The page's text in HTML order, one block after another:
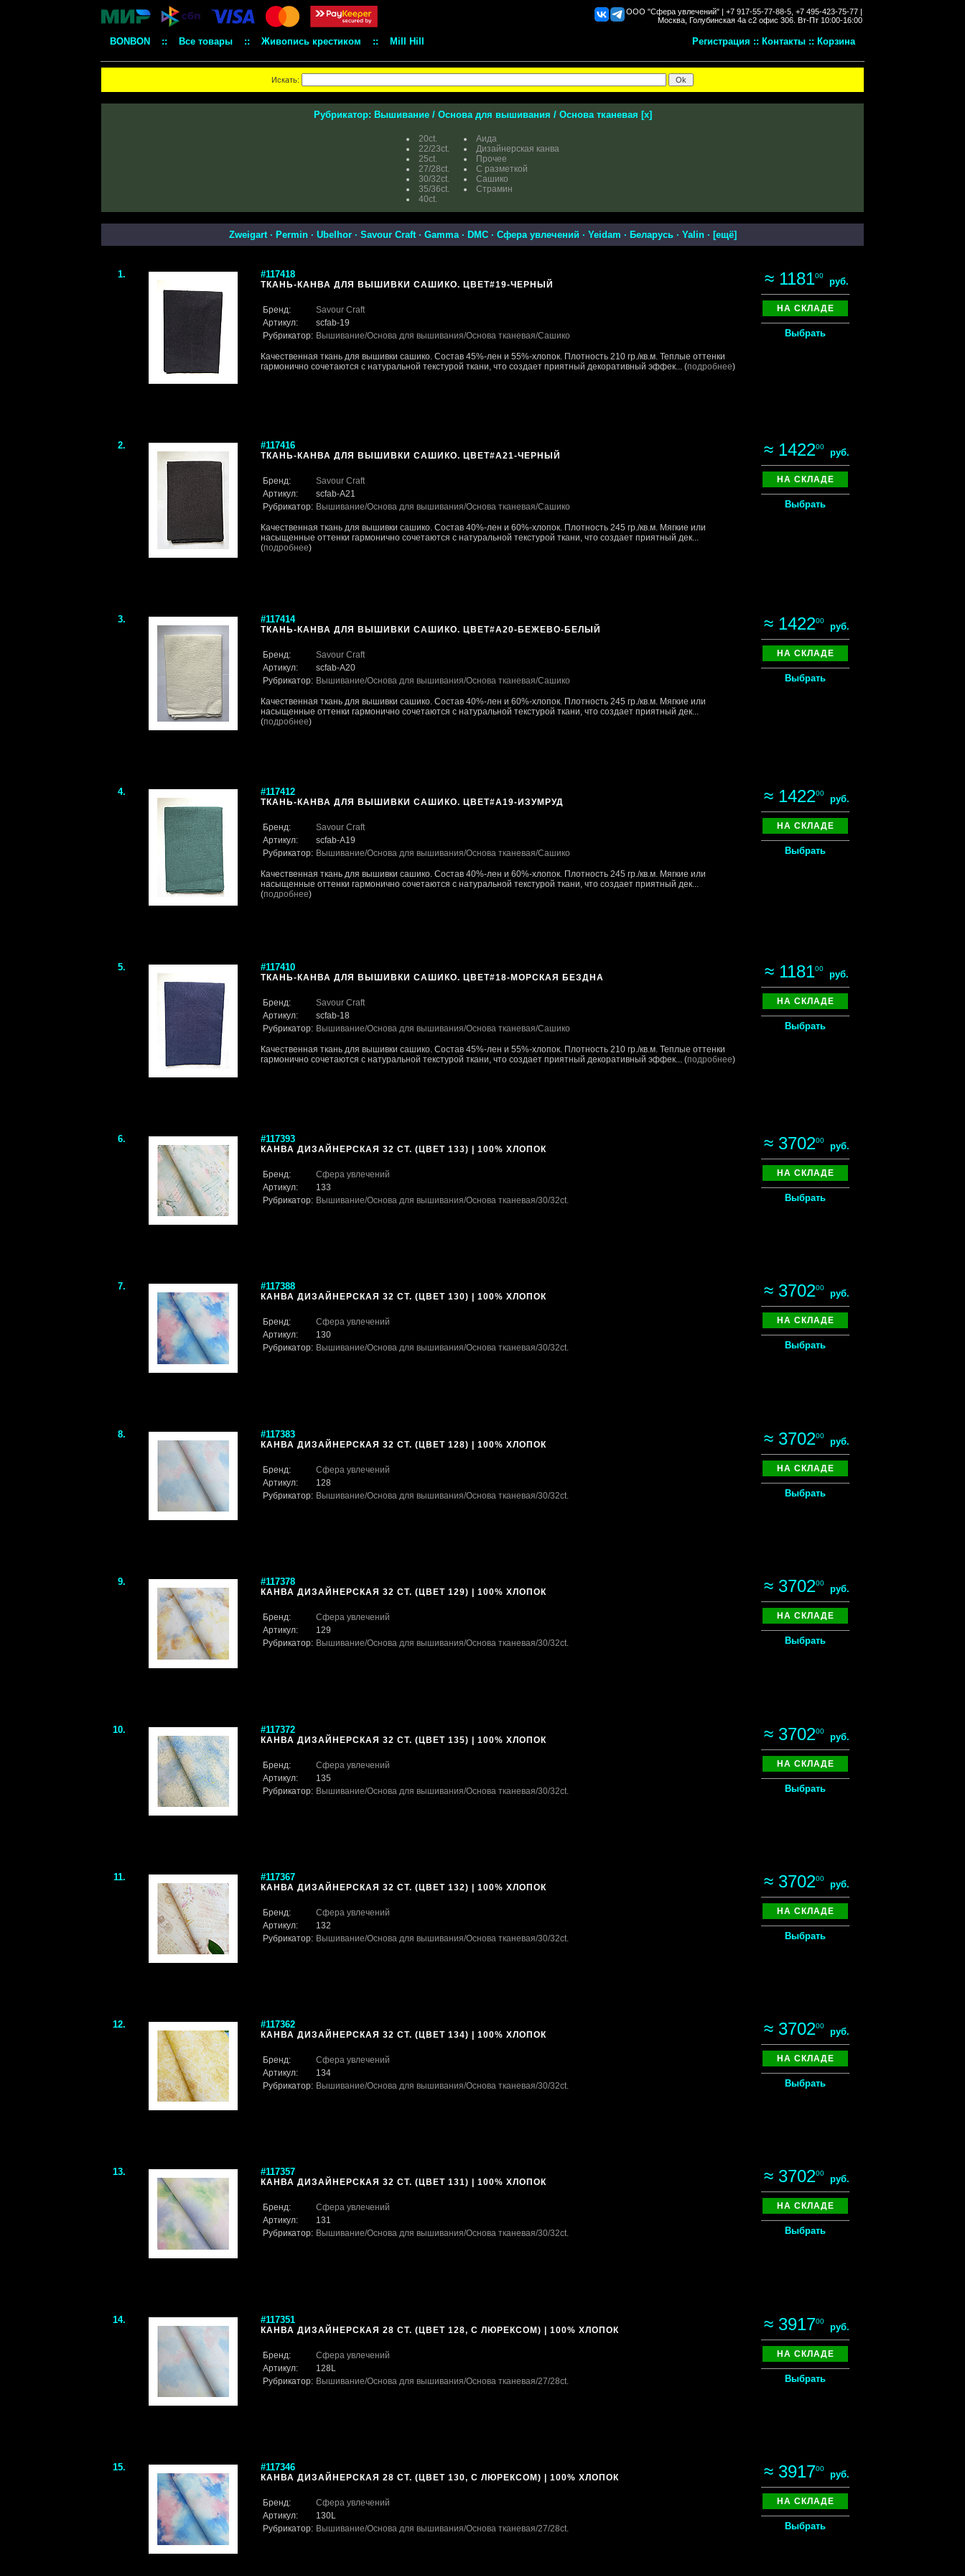
ООО "Сфера увлечений" | +7 917-55-77-88-5, +7 495-423-75-77 |
Москва, Голубинская 4а с2 офис 306. Вт-Пт 10:00-16:00
BONBON :: Все товары :: Живопись крестиком :: Mill Hill Регистрация :: Контакты :: Корзина
Искать:
Рубрикатор: Вышивание/ Основа для вышивания / Основа тканевая [x]
20ct.
22/23ct.
25ct.
27/28ct.
30/32ct.
35/36ct.
40ct.
Аида
Дизайнерская канва
Прочее
С разметкой
Сашико
Страмин
Zweigart· Permin· Ubelhor· Savour Craft· Gamma· DMC· Сфера увлечений · Yeidam · Беларусь· Yalin· [ещё]
1. #117418
ТКАНЬ-КАНВА ДЛЯ ВЫШИВКИ САШИКО. ЦВЕТ#19-ЧЕРНЫЙ
Бренд:
Savour Craft
Артикул:
scfab-19
Рубрикатор: Вышивание/Основа для вышивания/Основа тканевая/Сашико
Качественная ткань для вышивки сашико. Состав 45%-лен и 55%-хлопок. Плотность 210 гр./кв.м. Теплые оттенки
гармонично сочетаются с натуральной текстурой ткани, что создает приятный декоративный эффек... (подробнее)
≈ 118100
руб.
НА СКЛАДЕ
Выбрать
2. #117416
ТКАНЬ-КАНВА ДЛЯ ВЫШИВКИ САШИКО. ЦВЕТ#А21-ЧЕРНЫЙ
Бренд:
Savour Craft
Артикул:
scfab-А21
Рубрикатор: Вышивание/Основа для вышивания/Основа тканевая/Сашико
Качественная ткань для вышивки сашико. Состав 40%-лен и 60%-хлопок. Плотность 245 гр./кв.м. Мягкие или
насыщенные оттенки гармонично сочетаются с натуральной текстурой ткани, что создает приятный дек...
(подробнее)
≈ 142200
руб.
НА СКЛАДЕ
Выбрать
3. #117414
ТКАНЬ-КАНВА ДЛЯ ВЫШИВКИ САШИКО. ЦВЕТ#А20-БЕЖЕВО-БЕЛЫЙ
Бренд:
Savour Craft
Артикул:
scfab-А20
Рубрикатор: Вышивание/Основа для вышивания/Основа тканевая/Сашико
Качественная ткань для вышивки сашико. Состав 40%-лен и 60%-хлопок. Плотность 245 гр./кв.м. Мягкие или
насыщенные оттенки гармонично сочетаются с натуральной текстурой ткани, что создает приятный дек...
(подробнее)
≈ 142200
руб.
НА СКЛАДЕ
Выбрать
4. #117412
ТКАНЬ-КАНВА ДЛЯ ВЫШИВКИ САШИКО. ЦВЕТ#А19-ИЗУМРУД
Бренд:
Savour Craft
Артикул:
scfab-А19
Рубрикатор: Вышивание/Основа для вышивания/Основа тканевая/Сашико
Качественная ткань для вышивки сашико. Состав 40%-лен и 60%-хлопок. Плотность 245 гр./кв.м. Мягкие или
насыщенные оттенки гармонично сочетаются с натуральной текстурой ткани, что создает приятный дек...
(подробнее)
≈ 142200
руб.
НА СКЛАДЕ
Выбрать
5. #117410
ТКАНЬ-КАНВА ДЛЯ ВЫШИВКИ САШИКО. ЦВЕТ#18-МОРСКАЯ БЕЗДНА
Бренд:
Savour Craft
Артикул:
scfab-18
Рубрикатор: Вышивание/Основа для вышивания/Основа тканевая/Сашико
Качественная ткань для вышивки сашико. Состав 45%-лен и 55%-хлопок. Плотность 210 гр./кв.м. Теплые оттенки
гармонично сочетаются с натуральной текстурой ткани, что создает приятный декоративный эффек... (подробнее)
≈ 118100
руб.
НА СКЛАДЕ
Выбрать
6. #117393
КАНВА ДИЗАЙНЕРСКАЯ 32 CT. (ЦВЕТ 133) | 100% ХЛОПОК
Бренд:
Сфера увлечений
Артикул:
133
Рубрикатор: Вышивание/Основа для вышивания/Основа тканевая/30/32ct.
≈ 370200
руб.
НА СКЛАДЕ
Выбрать
7. #117388
КАНВА ДИЗАЙНЕРСКАЯ 32 CT. (ЦВЕТ 130) | 100% ХЛОПОК
Бренд:
Сфера увлечений
Артикул:
130
Рубрикатор: Вышивание/Основа для вышивания/Основа тканевая/30/32ct.
≈ 370200
руб.
НА СКЛАДЕ
Выбрать
8. #117383
КАНВА ДИЗАЙНЕРСКАЯ 32 CT. (ЦВЕТ 128) | 100% ХЛОПОК
Бренд:
Сфера увлечений
Артикул:
128
Рубрикатор: Вышивание/Основа для вышивания/Основа тканевая/30/32ct.
≈ 370200
руб.
НА СКЛАДЕ
Выбрать
9. #117378
КАНВА ДИЗАЙНЕРСКАЯ 32 CT. (ЦВЕТ 129) | 100% ХЛОПОК
Бренд:
Сфера увлечений
Артикул:
129
Рубрикатор: Вышивание/Основа для вышивания/Основа тканевая/30/32ct.
≈ 370200
руб.
НА СКЛАДЕ
Выбрать
10. #117372
КАНВА ДИЗАЙНЕРСКАЯ 32 CT. (ЦВЕТ 135) | 100% ХЛОПОК
Бренд:
Сфера увлечений
Артикул:
135
Рубрикатор: Вышивание/Основа для вышивания/Основа тканевая/30/32ct.
≈ 370200
руб.
НА СКЛАДЕ
Выбрать
11. #117367
КАНВА ДИЗАЙНЕРСКАЯ 32 CT. (ЦВЕТ 132) | 100% ХЛОПОК
Бренд:
Сфера увлечений
Артикул:
132
Рубрикатор: Вышивание/Основа для вышивания/Основа тканевая/30/32ct.
≈ 370200
руб.
НА СКЛАДЕ
Выбрать
12. #117362
КАНВА ДИЗАЙНЕРСКАЯ 32 CT. (ЦВЕТ 134) | 100% ХЛОПОК
Бренд:
Сфера увлечений
Артикул:
134
Рубрикатор: Вышивание/Основа для вышивания/Основа тканевая/30/32ct.
≈ 370200
руб.
НА СКЛАДЕ
Выбрать
13. #117357
КАНВА ДИЗАЙНЕРСКАЯ 32 CT. (ЦВЕТ 131) | 100% ХЛОПОК
Бренд:
Сфера увлечений
Артикул:
131
Рубрикатор: Вышивание/Основа для вышивания/Основа тканевая/30/32ct.
≈ 370200
руб.
НА СКЛАДЕ
Выбрать
14. #117351
КАНВА ДИЗАЙНЕРСКАЯ 28 CT. (ЦВЕТ 128, С ЛЮРЕКСОМ) | 100% ХЛОПОК
Бренд:
Сфера увлечений
Артикул:
128L
Рубрикатор: Вышивание/Основа для вышивания/Основа тканевая/27/28ct.
≈ 391700
руб.
НА СКЛАДЕ
Выбрать
15. #117346
КАНВА ДИЗАЙНЕРСКАЯ 28 CT. (ЦВЕТ 130, С ЛЮРЕКСОМ) | 100% ХЛОПОК
Бренд:
Сфера увлечений
Артикул:
130L
Рубрикатор: Вышивание/Основа для вышивания/Основа тканевая/27/28ct.
≈ 391700
руб.
НА СКЛАДЕ
Выбрать